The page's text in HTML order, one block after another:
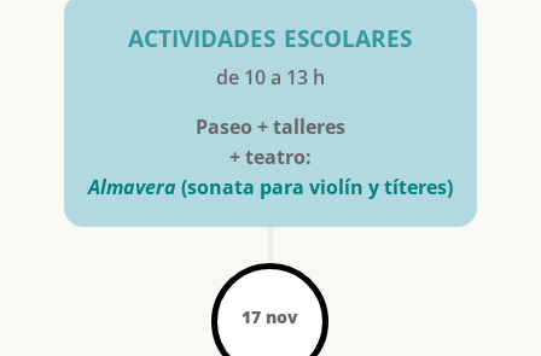
actividades escolares
de 10 a 13 h
Paseo + talleres
+ teatro:
Almavera(sonata para violín y títeres)
17 nov